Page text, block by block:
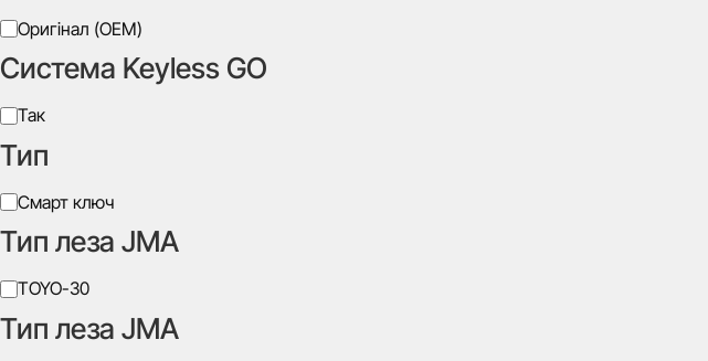
Виробник
Оригінал (OEM)
Система Keyless GO
Система
Keyless
GO
Так
Тип
ТипСмарт ключ
Тип леза JMA
Тип
леза
JMA
TOYO-30
Тип леза JMA